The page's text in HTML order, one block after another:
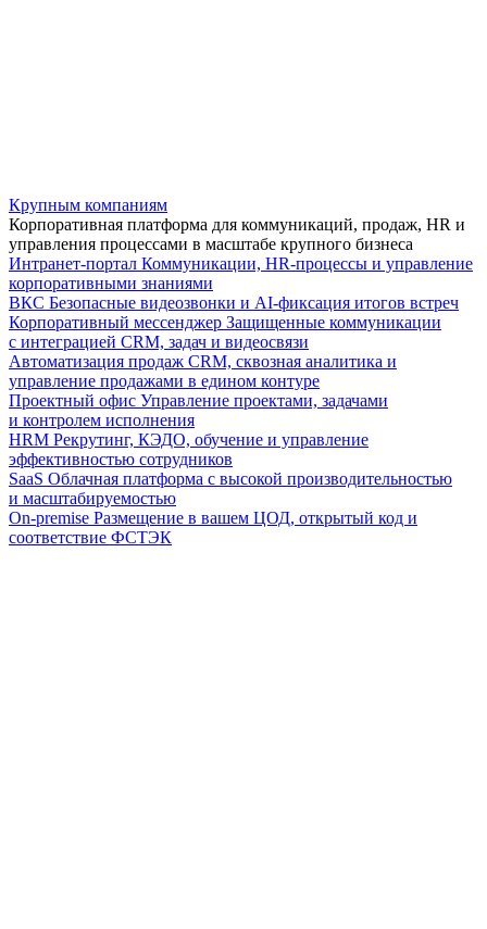
Крупным компаниям
Корпоративная платформа для коммуникаций, продаж, HR и
управления процессами в масштабе крупного бизнеса
Интранет-портал Коммуникации, HR-процессы и управление
корпоративными знаниями
ВКС Безопасные видеозвонки и AI-фиксация итогов встреч
Корпоративный мессенджер Защищенные коммуникации
с интеграцией CRM, задач и видеосвязи
Автоматизация продаж CRM, сквозная аналитика и
управление продажами в едином контуре
Проектный офис Управление проектами, задачами
и контролем исполнения
HRM Рекрутинг, КЭДО, обучение и управление
эффективностью сотрудников
SaaS Облачная платформа с высокой производительностью
и масштабируемостью
On-premise Размещение в вашем ЦОД, открытый код и
соответствие ФСТЭК